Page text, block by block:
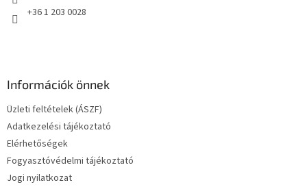
+36 1 203 0028
Információk önnek
Üzleti feltételek (ÁSZF)
Adatkezelési tájékoztató
Elérhetőségek
Fogyasztóvédelmi tájékoztató
Jogi nyilatkozat